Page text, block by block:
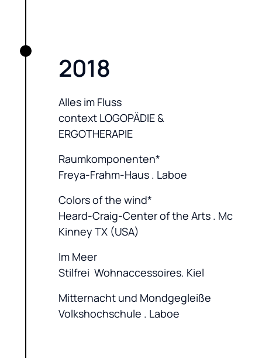
2018
Alles im Fluss
context LOGOPÄDIE &
ERGOTHERAPIE
Raumkomponenten*
Freya-Frahm-Haus . Laboe
Colors of the wind*
Heard-Craig-Center of the Arts . Mc
Kinney TX (USA)
Im Meer
Stilfrei  Wohnaccessoires. Kiel
Mitternacht und Mondgegleiße
Volkshochschule . Laboe